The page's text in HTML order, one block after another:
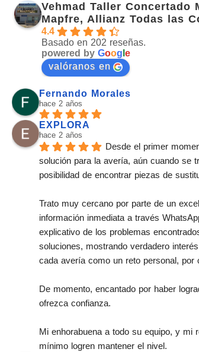
Vehmad Taller Concertado
Mapfre, Allianz Todas las
4.4
Basado en 202 reseñas.
powered by Goog e
valóranos en
Fernando Morales
hace 2 años
EXPLORA
hace 2 años
Desde el primer
solución para la avería, aún cuando se
posibilidad de encontrar piezas de
Trato muy cercano por parte de un
información inmediata a través
explicativo de los problemas
soluciones, mostrando verdadero
cada avería como un reto personal, por
De momento, encantado por haber
ofrezca confianza.
Mi enhorabuena a todo su equipo, y mi
mínimo logren mantener el nivel.